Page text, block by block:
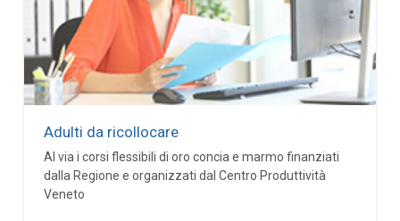
Adulti da ricollocare
Al via i corsi flessibili di oro concia e marmo finanziati
dalla Regione e organizzati dal Centro Produttività
Veneto